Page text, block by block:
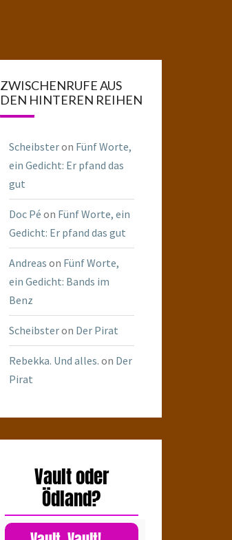
ZWISCHENRUFE AUS
DEN HINTEREN REIHEN
Scheibsteron Fünf Worte,
ein Gedicht: Er pfand das
gut
Doc Pé on Fünf Worte, ein
Gedicht: Er pfand das gut
Andreas on Fünf Worte,
ein Gedicht: Bands im
Benz
Scheibsteron Der Pirat
Rebekka. Und alles. on Der
Pirat
Vault oder
Ödland?